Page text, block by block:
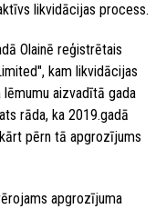
likvidācijas process.
Olainē reģistrētais
kam likvidācijas
aizvadītā gada
rāda, ka 2019.gadā
pērn tā apgrozījums
apgrozījuma